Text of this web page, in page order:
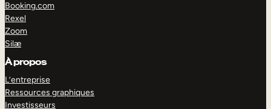
Booking.com
Rexel
Zoom
Silæ
À propos
L’entreprise
Ressources graphiques
Investisseurs